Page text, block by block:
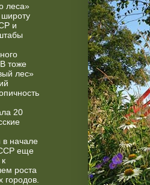
леса»
широту
и
тоже
лес»
20
в начале
еще
роста
городов.